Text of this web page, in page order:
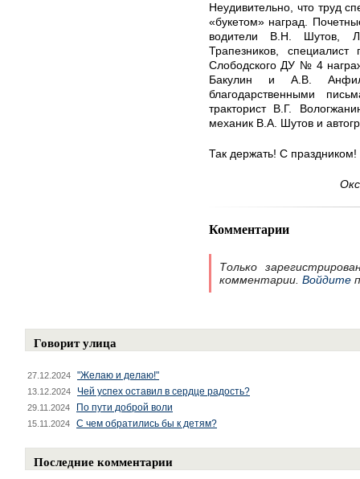
Неудивительно, что труд
«букетом» наград.
водители В.Н. Шутов,
Трапезников,
Слободского ДУ № 4
Бакулин и А.В.
благодарственными
тракторист В.Г.
механик В.А. Шутов и
Так держать! С праздником!
Комментарии
Только
комментарии. Войдите
Говорит улица
27.12.2024 "Желаю и делаю!"
13.12.2024 Чей успех оставил в сердце радость?
29.11.2024 По пути доброй воли
15.11.2024 С чем обратились бы к детям?
Последние комментарии